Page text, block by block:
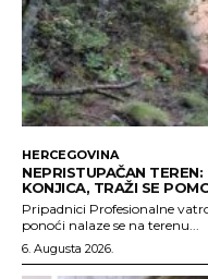
HERCEGOVINA
NEPRISTUPAČAN
KONJICA, TRAŽI SE
Pripadnici Profesionalne
ponoći nalaze se na terenu...
6. Augusta 2026.